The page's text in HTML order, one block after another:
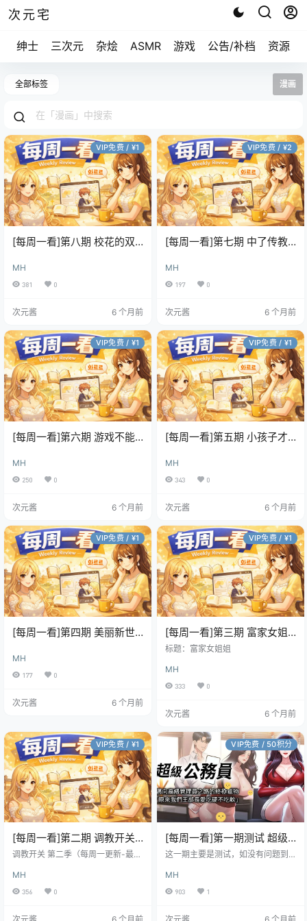
次元宅
绅士 三次元 杂烩 ASMR 游戏 公告/补档 资源求
全部标签 漫画
VIP免费 / ¥1
[每周一看]第八期 校花的双
MH
381 0
次元酱 6 个月前
VIP免费 / ¥2
[每周一看]第七期 中了传教
MH
197 0
次元酱 6 个月前
VIP免费 / ¥1
[每周一看]第六期 游戏不能
MH
250 0
次元酱 6 个月前
VIP免费 / ¥1
[每周一看]第五期 小孩子才
MH
343 0
次元酱 6 个月前
VIP免费 / ¥1
[每周一看]第四期 美丽新世
MH
177 0
次元酱 6 个月前
VIP免费 / ¥1
[每周一看]第三期 富家女姐
姐 [已完结]
标题：富家女姐姐
MH
333 0
次元酱 6 个月前
VIP免费 / ¥1
[每周一看]第二期 调教开关
第二季 [连载中]
调教开关 第二季（每周一更新-最
MH
356 0
VIP免费 / 50积分
[每周一看]第一期测试 超级
公务员 [已完结]
这一期主要是测试，如没有问题到
单独发出来，但是标题可能没有那
么的明显，这几天一直在进行优
MH
903 1